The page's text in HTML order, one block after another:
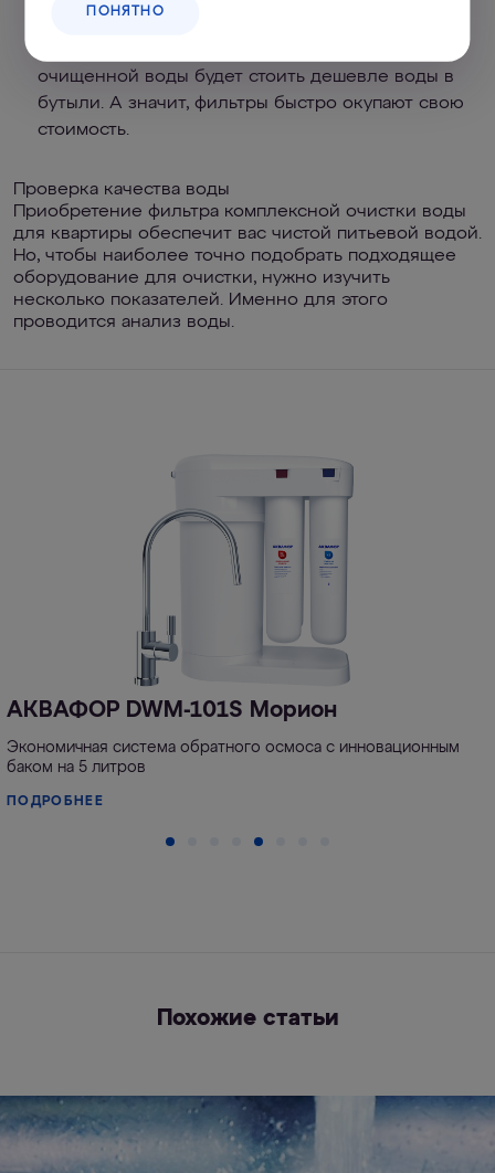
очищенной воды будет стоить дешевле воды в
бутыли. А значит, фильтры быстро окупают свою
стоимость.
Проверка качества воды
Приобретение фильтра комплексной очистки воды
для квартиры обеспечит вас чистой питьевой водой.
Но, чтобы наиболее точно подобрать подходящее
оборудование для очистки, нужно изучить
несколько показателей. Именно для этого
проводится анализ воды.
АКВАФОР DWM-101S Морион
Экономичная система обратного осмоса с инновационным
баком на 5 литров
ПОДРОБНЕЕ
Похожие статьи
ПОНЯТНО